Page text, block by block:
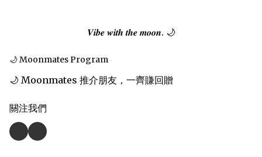
𝑽𝒊𝒃𝒆 𝒘𝒊𝒕𝒉 𝒕𝒉𝒆 𝒎𝒐𝒐𝒏. 🌙
🌙 Moonmates Program
🌙 Moonmates 推介朋友，一齊賺回贈
關注我們